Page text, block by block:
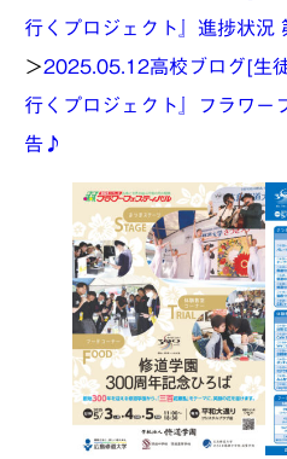
行くプロジェクト』進捗状況
＞2025.05.12高校ブログ[生
行くプロジェクト』フラワー
告♪